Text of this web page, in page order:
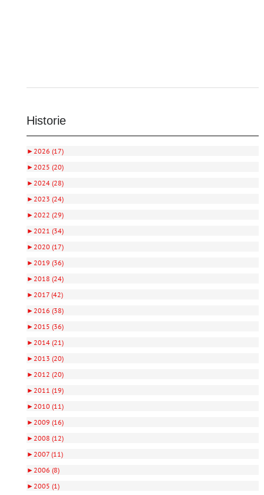
Historie
►2026 (17)
►2025 (20)
►2024 (28)
►2023 (24)
►2022 (29)
►2021 (34)
►2020 (17)
►2019 (36)
►2018 (24)
►2017 (42)
►2016 (38)
►2015 (36)
►2014 (21)
►2013 (20)
►2012 (20)
►2011 (19)
►2010 (11)
►2009 (16)
►2008 (12)
►2007 (11)
►2006 (8)
►2005 (1)